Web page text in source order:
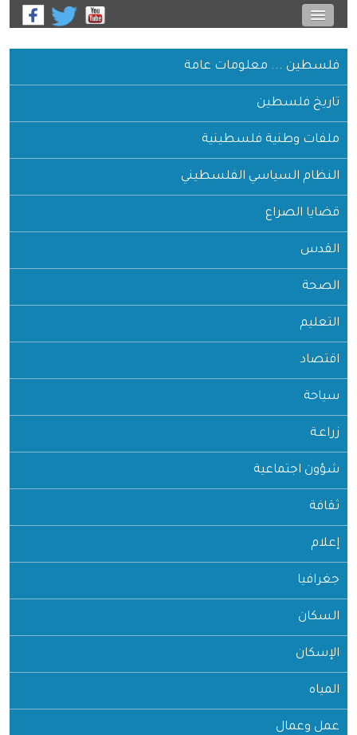
فلسطين ... معلومات عامة
تاريخ فلسطين
ملفات وطنية فلسطينية
النظام السياسي الفلسطيني
قضايا الصراع
القدس
الصحة
التعليم
اقتصاد
سياحة
زراعـة
شؤون اجتماعية
ثقافة
إعلام
جغرافيا
السكان
الإسكان
المياه
عمل وعمال